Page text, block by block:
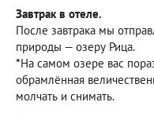
Завтрак в отеле.
После завтрака мы
природы — озеру Рица.
*На самом озере вас
обрамлённая
молчать и снимать.